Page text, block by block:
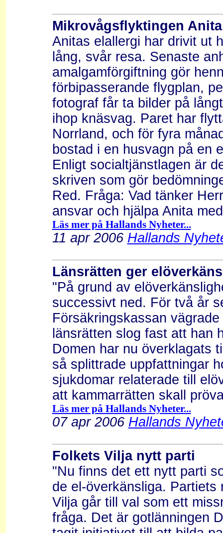
Mikrovågsflyktingen
Anitas elallergi har drivit ut
lång, svår resa. Senaste
amalgamförgiftning gör
förbipasserande flygplan,
fotograf får ta bilder på
ihop knäsvag. Paret har
Norrland, och för fyra
bostad i en husvagn på en
Enligt socialtjänstlagen är
skriven som gör
Red. Fråga: Vad tänker
ansvar och hjälpa Anita
Läs mer på Hallands Nyheter...
11 apr 2006 Hallands
Länsrätten ger
"På grund av
successivt ned. För två år
Försäkringskassan
länsrätten slog fast att han
Domen har nu överklagats
så splittrade uppfattningar
sjukdomar relaterade till
att kammarrätten skall
Läs mer på Hallands Nyheter...
07 apr 2006 Hallands
Folkets Vilja nytt parti
"Nu finns det ett nytt parti
de el-överkänsliga.
Vilja går till val som ett
fråga. Det är gotlänningen